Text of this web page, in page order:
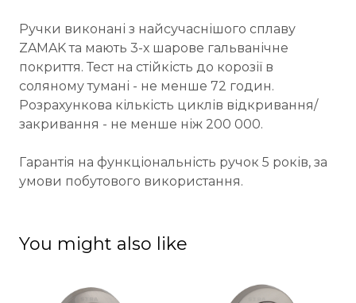
Ручки виконані з найсучаснішого сплаву
ZAMAK та мають 3-х шарове гальванічне
покриття. Тест на стійкість до корозії в
соляному тумані - не менше 72 годин.
Розрахункова кількість циклів відкривання/
закривання - не менше ніж 200 000.
Гарантія на функціональність ручок 5 років, за
умови побутового використання.
You might also like